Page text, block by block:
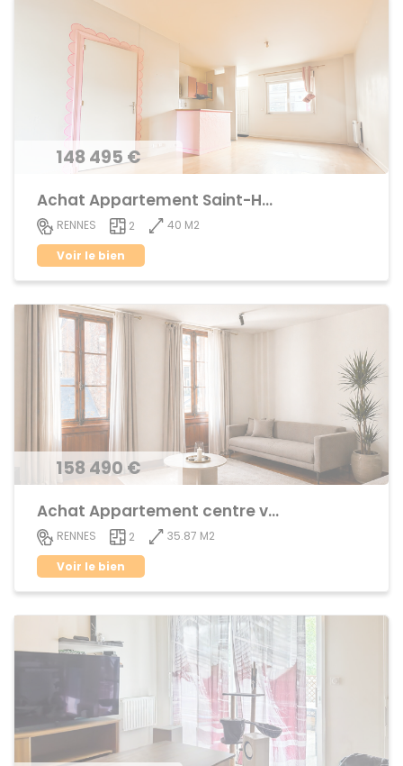
148 495 €
Achat Appartement Saint-Helier
RENNES 2
40 M2
Voir le bien
158 490 €
Achat Appartement centre ville
RENNES 2
35.87 M2
Voir le bien